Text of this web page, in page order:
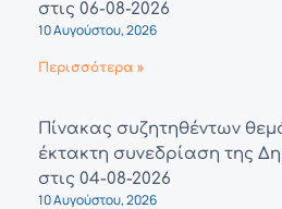
στις 06-08-2026
10 Αυγούστου, 2026
Περισσότερα »
Πίνακας συζητηθέντων
έκτακτη συνεδρίαση της
στις 04-08-2026
10 Αυγούστου, 2026